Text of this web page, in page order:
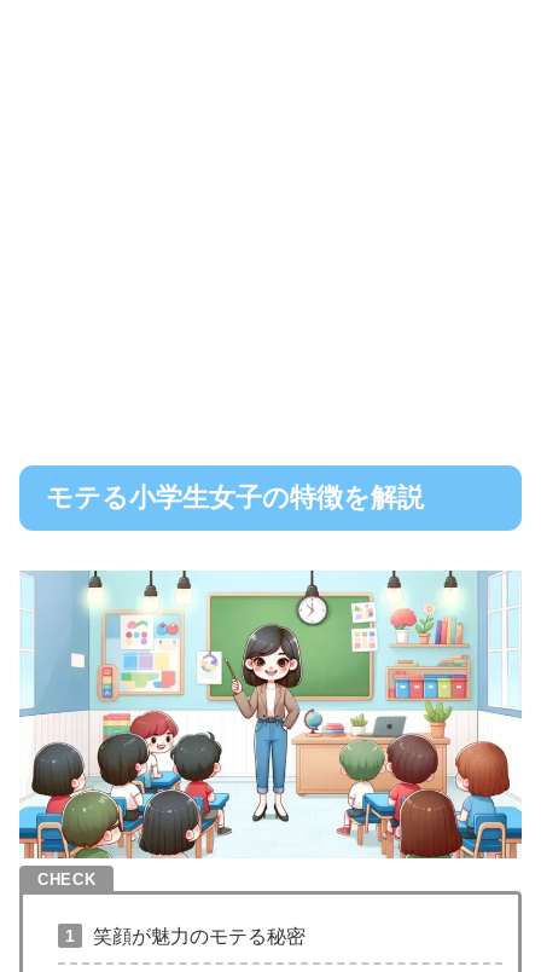
モテる小学生女子の特徴を解説
笑顔が魅力のモテる秘密